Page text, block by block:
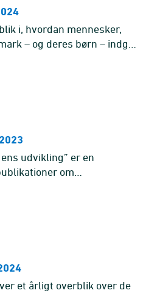
i, hvordan mennesker,
– og deres børn – indgår
...
udvikling” er en
om
som startede med
et årligt overblik over de